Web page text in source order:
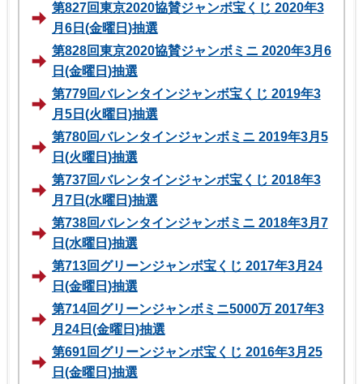
第827回東京2020協賛ジャンボ宝くじ 2020年3
月6日(金曜日)抽選
第828回東京2020協賛ジャンボミニ 2020年3月6
日(金曜日)抽選
第779回バレンタインジャンボ宝くじ 2019年3
月5日(火曜日)抽選
第780回バレンタインジャンボミニ 2019年3月5
日(火曜日)抽選
第737回バレンタインジャンボ宝くじ 2018年3
月7日(水曜日)抽選
第738回バレンタインジャンボミニ 2018年3月7
日(水曜日)抽選
第713回グリーンジャンボ宝くじ 2017年3月24
日(金曜日)抽選
第714回グリーンジャンボミニ5000万 2017年3
月24日(金曜日)抽選
第691回グリーンジャンボ宝くじ 2016年3月25
日(金曜日)抽選